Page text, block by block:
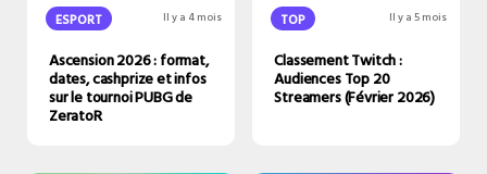
ESPORT Il y a 4 mois
Ascension 2026 : format,
dates, cashprize et infos
sur le tournoi PUBG de
ZeratoR
TOP Il y a 5 mois
Classement Twitch :
Audiences Top 20
Streamers (Février 2026)